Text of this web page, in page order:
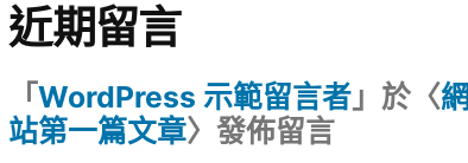
近期留言
「WordPress 示範留言者 」於〈網
站第一篇文章〉發佈留言